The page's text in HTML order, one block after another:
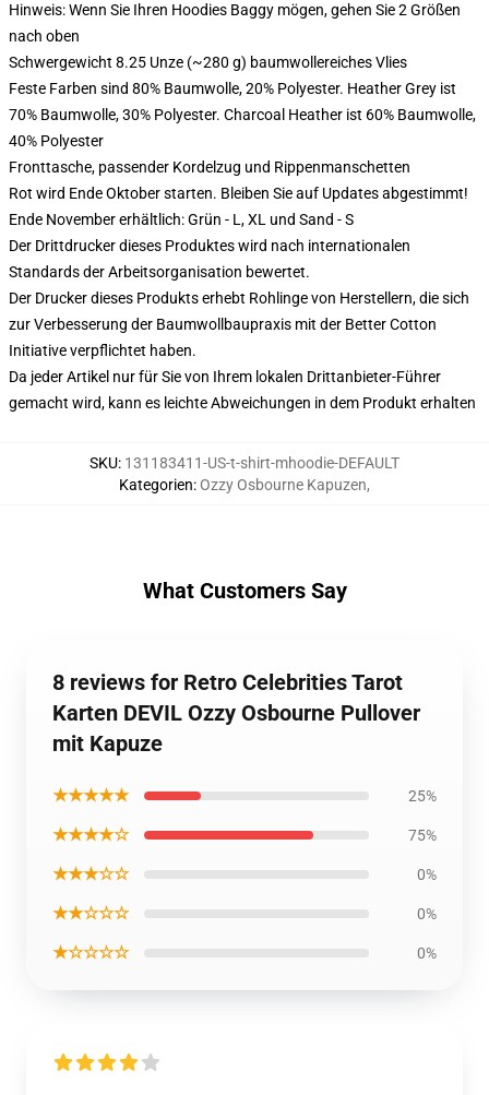
Hinweis: Wenn Sie Ihren Hoodies Baggy mögen, gehen Sie 2 Größen
nach oben
Schwergewicht 8.25 Unze (~280 g) baumwollereiches Vlies
Feste Farben sind 80% Baumwolle, 20% Polyester. Heather Grey ist
70% Baumwolle, 30% Polyester. Charcoal Heather ist 60% Baumwolle,
40% Polyester
Fronttasche, passender Kordelzug und Rippenmanschetten
Rot wird Ende Oktober starten. Bleiben Sie auf Updates abgestimmt!
Ende November erhältlich: Grün - L, XL und Sand - S
Der Drittdrucker dieses Produktes wird nach internationalen
Standards der Arbeitsorganisation bewertet.
Der Drucker dieses Produkts erhebt Rohlinge von Herstellern, die sich
zur Verbesserung der Baumwollbaupraxis mit der Better Cotton
Initiative verpflichtet haben.
Da jeder Artikel nur für Sie von Ihrem lokalen Drittanbieter-Führer
gemacht wird, kann es leichte Abweichungen in dem Produkt erhalten
SKU: 131183411-US-t-shirt-mhoodie-DEFAULT
Kategorien:Ozzy Osbourne Kapuzen,
What Customers Say
8 reviews for Retro Celebrities Tarot
Karten DEVIL Ozzy Osbourne Pullover
mit Kapuze
★★★★★ 25%
★★★★☆ 75%
★★★☆☆ 0%
★★☆☆☆ 0%
★☆☆☆☆ 0%